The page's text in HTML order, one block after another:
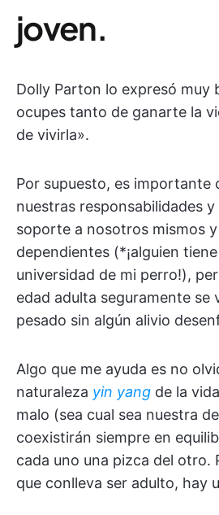
joven.
Dolly Parton lo expresó muy
ocupes tanto de ganarte la
de vivirla».
Por supuesto, es importante
nuestras responsabilidades
soporte a nosotros mismos
dependientes (*¡alguien
universidad de mi perro!),
edad adulta seguramente se
pesado sin algún alivio
Algo que me ayuda es no
naturaleza yin yang de la
malo (sea cual sea nuestra
coexistirán siempre en
cada uno una pizca del otro.
que conlleva ser adulto, hay